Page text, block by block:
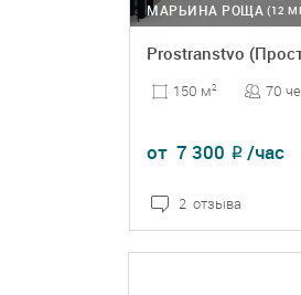
(12
МАРЬИНА РОЩА
150 м2 70
от 7 300 ₽ /час
2 отзыва
ПОДРОБНЕЕ